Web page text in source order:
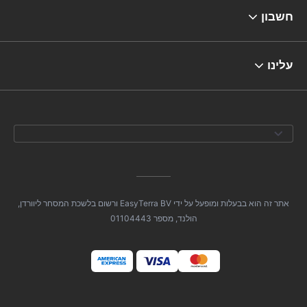
חשבון
עלינו
אתר זה הוא בבעלות ומופעל על ידי EasyTerra BV ורשום בלשכת המסחר ליוורדן,
הולנד, מספר 01104443